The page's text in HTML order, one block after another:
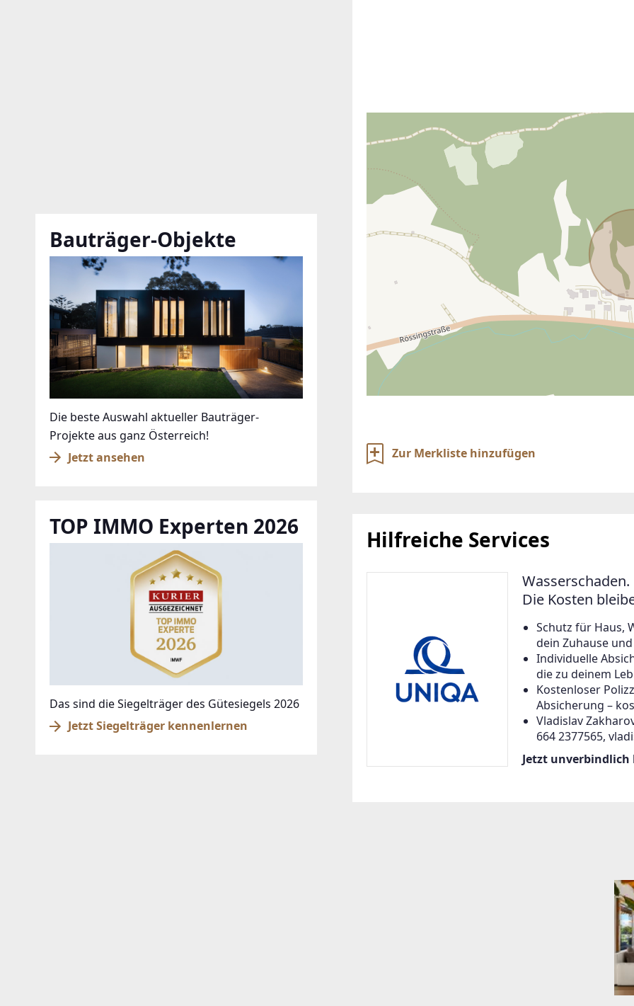
ANBIETER KONTAKTIEREN
Zur Merkliste hinzufügen
Hilfreiche Services
Die Kosten
Schutz für Haus,
dein Zuhause
Individuelle
die zu deinem
Kostenloser
Absicherung –
Vladislav
664 2377565,
Jetzt unverbindlich
Bauträger-Objekte
Die beste Auswahl aktueller Bauträger-
Projekte aus ganz Österreich!
Jetzt ansehen
TOP IMMO Experten 2026
Das sind die Siegelträger des Gütesiegels 2026
Jetzt Siegelträger kennenlernen